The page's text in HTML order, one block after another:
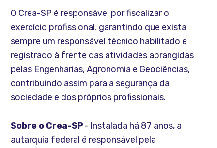
O Crea-SP é responsável por fiscalizar o
exercício profissional, garantindo que exista
sempre um responsável técnico habilitado e
registrado à frente das atividades abrangidas
pelas Engenharias, Agronomia e Geociências,
contribuindo assim para a segurança da
sociedade e dos próprios profissionais.
Sobre o Crea-SP- Instalada há 87 anos, a
autarquia federal é responsável pela